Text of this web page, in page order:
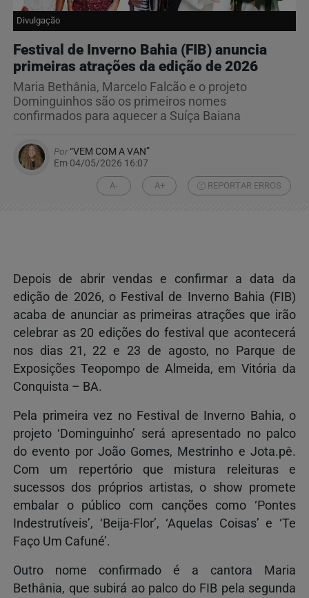
Divulgação
Festival de Inverno Bahia (FIB) anuncia
primeiras atrações da edição de 2026
Maria Bethânia, Marcelo Falcão e o projeto
Dominguinhos são os primeiros nomes
confirmados para aquecer a Suíça Baiana
Por“VEM COM A VAN”
Em 04/05/2026 16:07
A- A+ REPORTAR ERROS
Depois de abrir vendas e confirmar a data da
edição de 2026, o Festival de Inverno Bahia (FIB)
acaba de anunciar as primeiras atrações que irão
celebrar as 20 edições do festival que acontecerá
nos dias 21, 22 e 23 de agosto, no Parque de
Exposições Teopompo de Almeida, em Vitória da
Conquista – BA.
Pela primeira vez no Festival de Inverno Bahia, o
projeto ‘Dominguinho’ será apresentado no palco
do evento por João Gomes, Mestrinho e Jota.pê.
Com um repertório que mistura releituras e
sucessos dos próprios artistas, o show promete
embalar o público com canções como ‘Pontes
Indestrutíveis’, ‘Beija-Flor’, ‘Aquelas Coisas’ e ‘Te
Faço Um Cafuné’.
Outro nome confirmado é a cantora Maria
Bethânia, que subirá ao palco do FIB pela segunda